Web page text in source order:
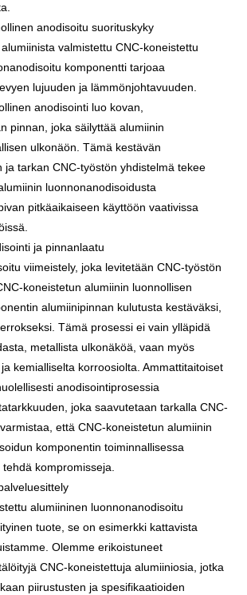
anodisoitu suorituskyky
valmistettu CNC-koneistettu
komponentti tarjoaa
lujuuden ja lämmönjohtavuuden.
anodisointi luo kovan,
pinnan, joka säilyttää alumiinin
ulkonäön. Tämä kestävän
ja tarkan CNC-työstön yhdistelmä tekee
luonnonanodisoidusta
pitkäaikaiseen käyttöön vaativissa
ja pinnanlaatu
viimeistely, joka levitetään CNC-työstön
koneistetun alumiinin luonnollisen
alumiinipinnan kulutusta kestäväksi,
Tämä prosessi ei vain ylläpidä
metallista ulkonäköä, vaan myös
kemialliselta korroosiolta. Ammattitaitoiset
anodisointiprosessia
joka saavutetaan tarkalla CNC-
että CNC-koneistetun alumiinin
komponentin toiminnallisessa
kompromisseja.
alumiininen luonnonanodisoitu
tuote, se on esimerkki kattavista
Olemme erikoistuneet
CNC-koneistettuja alumiiniosia, jotka
piirustusten ja spesifikaatioiden